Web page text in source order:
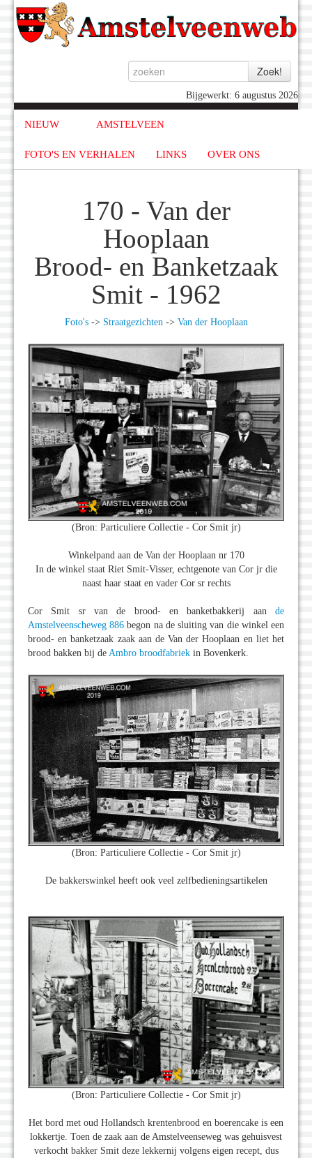
Bijgewerkt: 6 augustus 2026
NIEUW AMSTELVEEN
FOTO'S EN VERHALEN LINKS OVER ONS
170 - Van der
Hooplaan
Brood- en Banketzaak
Smit - 1962
Foto's-> Straatgezichten-> Van der Hooplaan
(Bron: Particuliere Collectie - Cor Smit jr)
Winkelpand aan de Van der Hooplaan nr 170
In de winkel staat Riet Smit-Visser, echtgenote van Cor jr die
naast haar staat en vader Cor sr rechts
Cor Smit sr van de brood- en banketbakkerij aan de
Amstelveenscheweg 886begon na de sluiting van die winkel een
brood- en banketzaak zaak aan de Van der Hooplaan en liet het
brood bakken bij de Ambro broodfabriek in Bovenkerk.
(Bron: Particuliere Collectie - Cor Smit jr)
De bakkerswinkel heeft ook veel zelfbedieningsartikelen
(Bron: Particuliere Collectie - Cor Smit jr)
Het bord met oud Hollandsch krentenbrood en boerencake is een
lokkertje. Toen de zaak aan de Amstelveenseweg was gehuisvest
verkocht bakker Smit deze lekkernij volgens eigen recept, dus